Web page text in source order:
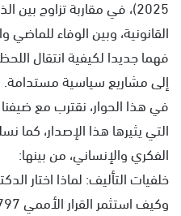
2025)، في مقاربة تزاوج بين
القانونية، وبين الوفاء
فهما جديدا لكيفية انتقال
إلى مشاريع سياسية مستدامة.
في هذا الحوار، نقترب مع
التي يثيرها هذا الإصدار،
الفكري والإنساني، من بينها:
خلفيات التأليف: لماذا اختار